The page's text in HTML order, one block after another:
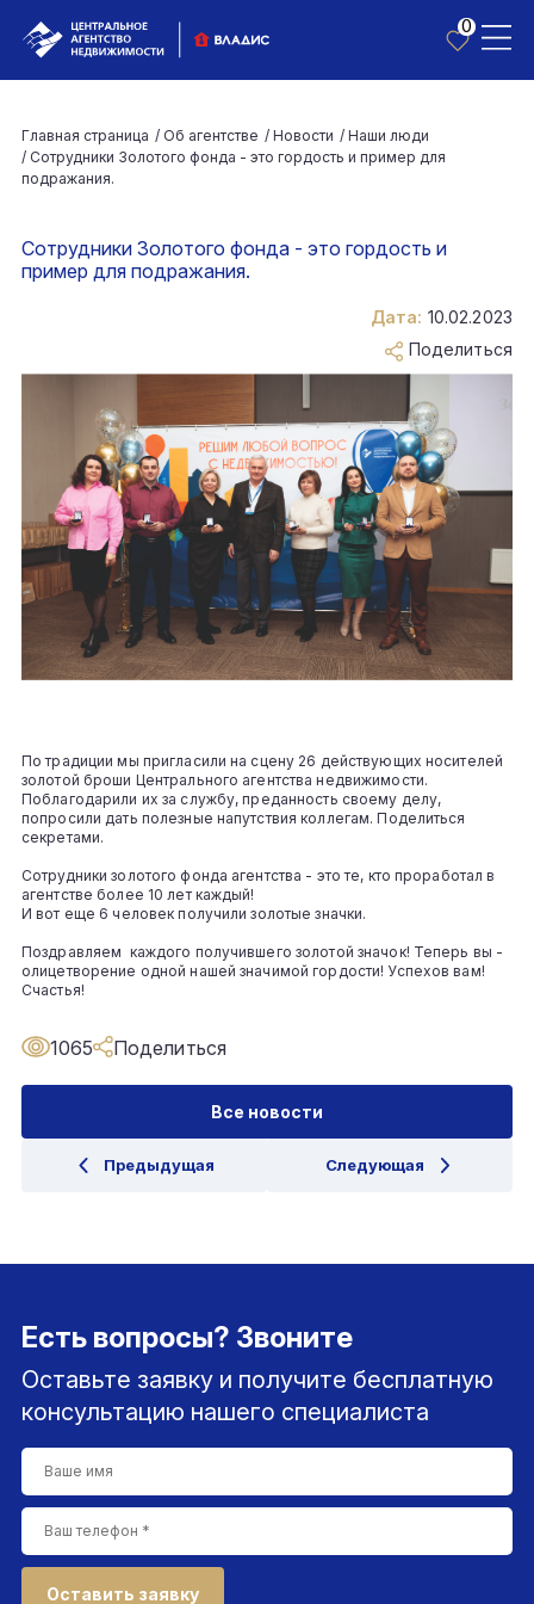
0
Главная страница / Об агентстве / Новости / Наши люди
/ Сотрудники Золотого фонда - это гордость и пример для
подражания.
Сотрудники Золотого фонда - это гордость и
пример для подражания.
По традиции мы пригласили на сцену 26 действующих носителей
золотой броши Центрального агентства недвижимости.
Поблагодарили их за службу, преданность своему делу,
попросили дать полезные напутствия коллегам. Поделиться
секретами.
Сотрудники золотого фонда агентства - это те, кто проработал в
агентстве более 10 лет каждый!
И вот еще 6 человек получили золотые значки.
Поздравляем каждого получившего золотой значок! Теперь вы -
олицетворение одной нашей значимой гордости! Успехов вам!
Счастья!
Дата: 10.02.2023
Поделиться
Все новости
Предыдущая Следующая
1065 Поделиться
Есть вопросы? Звоните
Оставьте заявку и получите бесплатную
консультацию нашего специалиста
Оставить заявку